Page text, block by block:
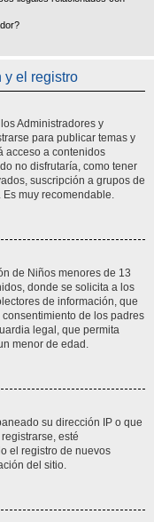
y el registro
Administradores y
para publicar temas y
acceso a contenidos
no disfrutaría, como tener
suscripción a grupos de
muy recomendable.
de Niños menores de 13
donde se solicita a los
de información, que
de los padres
legal, que permita
menor de edad.
su dirección IP o que
esté
el registro de nuevos
del sitio.